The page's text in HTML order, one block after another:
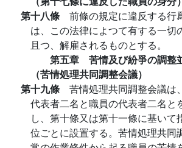
第十八條 前條の規定に違反する行
は、この法律によつて有する一切
且つ、解雇されるものとする。
第五章 苦情及び紛爭の調整
（苦情処理共同調整会議）
第十九條 苦情処理共同調整会議は
代表者二名と職員の代表者二名と
し、第十條又は第十一條に基いて
位ごとに設置する。苦情処理共同